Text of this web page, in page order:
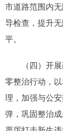
市道路范围内
导检查，提升
平。
（四）开
零整治行动，
理，加强与公
弹，巩固整治